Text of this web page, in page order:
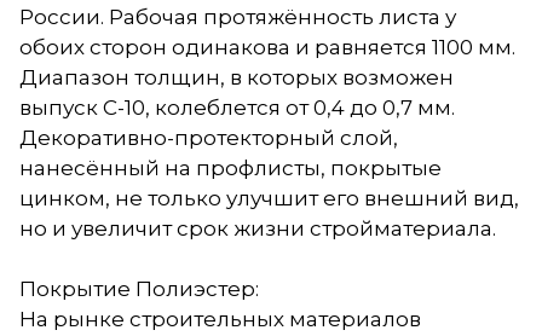
России. Рабочая протяжённость листа у
обоих сторон одинакова и равняется 1100 мм.
Диапазон толщин, в которых возможен
выпуск С-10, колеблется от 0,4 до 0,7 мм.
Декоративно-протекторный слой,
нанесённый на профлисты, покрытые
цинком, не только улучшит его внешний вид,
но и увеличит срок жизни стройматериала.
Покрытие Полиэстер:
На рынке строительных материалов